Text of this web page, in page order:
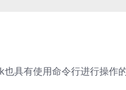
具有使用命令行进行操作